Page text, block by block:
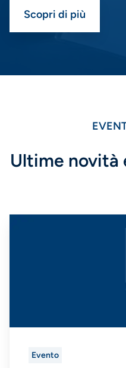
Scopri di più
Ultime novità
Evento